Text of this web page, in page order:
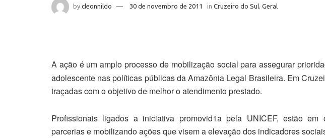
by cleonnildo 30 de novembro de 2011 in Cruzeiro do Sul Geral
A ação é um amplo processo de mobilização social para assegurar
adolescente nas políticas públicas da Amazônia Legal Brasileira. Em
traçadas com o objetivo de melhor o atendimento prestado.
Profissionais ligados a iniciativa promovid1a pela UNICEF, estão em
parcerias e mobilizando ações que visem a elevação dos indicadores